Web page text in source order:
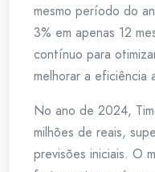
mesmo período do
3% em apenas 12
contínuo para
melhorar a eficiência
No ano de 2024,
milhões de reais,
previsões iniciais. O